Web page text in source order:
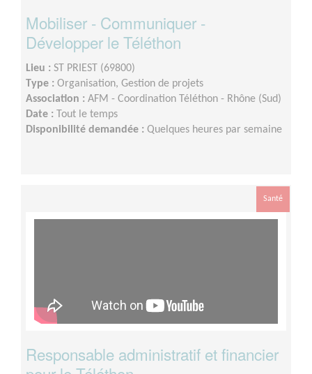
Mobiliser - Communiquer -
Développer le Téléthon
Lieu : ST PRIEST (69800)
Type : Organisation, Gestion de projets
Association : AFM - Coordination Téléthon - Rhône (Sud)
Date :
Tout le temps
Disponibilité demandée : Quelques heures par semaine
Santé
Responsable administratif et financier